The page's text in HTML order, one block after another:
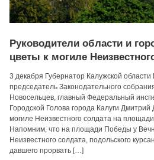
Руководители области и
цветы к могиле
3 декабря Губернатор Калужской
председатель Законодательного
Новосельцев, главный Федеральный
Городской Голова города Калуги
могиле Неизвестного солдата на
Напомним, что на площади Победы у
Неизвестного солдата, подольского
давшего прорвать […]